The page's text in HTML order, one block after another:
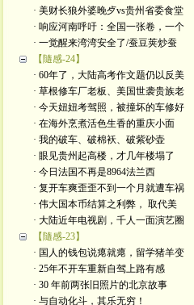
· 美财长狼外婆晚歺vs贵州省委食堂
· 响应河南呼吁：全国一张卷，一个
· 一觉醒来湾湾安全了/蚕豆荚炒蚕
【隨感-24】
· 60年了，大陆高考作文题仍以反美
· 草根修车厂老板、美国世袭贵族老
· 今天妞妞考驾照，被撞坏的车修好
· 在海外烹煮活色生香的重庆小面
· 我的破车、破棉袄、破紫砂壶
· 眼见贵州起高楼，才几年楼塌了
· 今日法国不再是8964法兰西
· 复开车爽歪歪不到一个月就遭车祸
· 伟大国本币结算之利弊， 取代美
· 大陆近年电视剧，千人一面演艺圈
【隨感-23】
· 国人的钱包说瘪就瘪，留学猪羊变
· 25年不开车重新自驾上路有感
· 30 年前两张旧照片的北京故事
· 与自动化斗，其乐无穷！